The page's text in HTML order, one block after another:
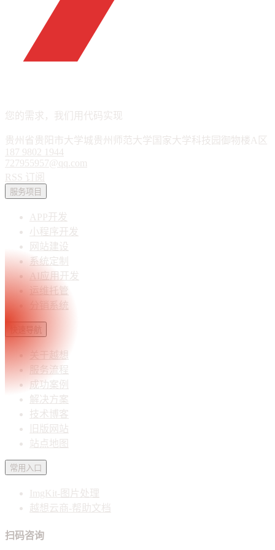
您的需求，我们用代码实现
贵州省贵阳市大学城贵州师范大学国家大学科技园御物楼A区
187 9802 1944
727955957@qq.com
RSS 订阅
服务项目
APP开发
小程序开发
网站建设
系统定制
AI应用开发
运维托管
分销系统
快速导航
关于越想
服务流程
成功案例
解决方案
技术博客
旧版网站
站点地图
常用入口
ImgKit-图片处理
越想云商-帮助文档
扫码咨询